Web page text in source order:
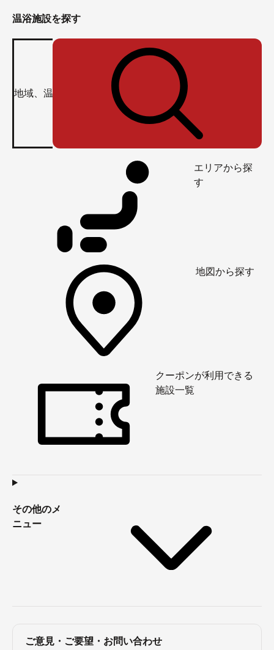
温浴施設を探す
エリアから探
す
地図から探す
クーポンが利用できる
施設一覧
その他のメ
ニュー
ご意見・ご要望・お問い合わせ